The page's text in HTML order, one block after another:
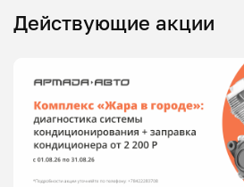
Действующие акции